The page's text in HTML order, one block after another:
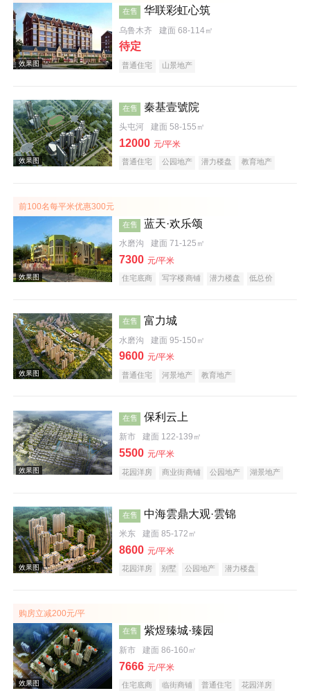
效果图
效果图
效果图
在售 华联彩虹心筑
乌鲁木齐 建面 68-114㎡
待定
普通住宅 山景地产
效果图
在售 秦基壹號院
头屯河 建面 58-155㎡
12000 元/平米
普通住宅 公园地产 潜力楼盘 教育地产
前100名每平米优惠300元
效果图
在售 蓝天·欢乐颂
水磨沟 建面 71-125㎡
7300 元/平米
住宅底商 写字楼商铺 潜力楼盘
低总价
在售 富力城
水磨沟 建面 95-150㎡
9600 元/平米
普通住宅 河景地产 教育地产
在售 保利云上
新市 建面 122-139㎡
5500 元/平米
花园洋房 商业街商铺 公园地产 湖景地产
在售 中海雲鼎大观·雲锦
米东 建面 85-172㎡
8600 元/平米
花园洋房 别墅 公园地产
潜力楼盘
购房立减200元/平
在售 紫煜臻城·臻园
新市 建面 86-160㎡
7666 元/平米
住宅底商 临街商铺 普通住宅
花园洋房